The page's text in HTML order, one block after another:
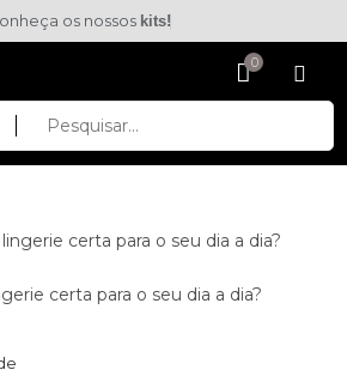
os nossos kits!
certa para o seu dia a dia?